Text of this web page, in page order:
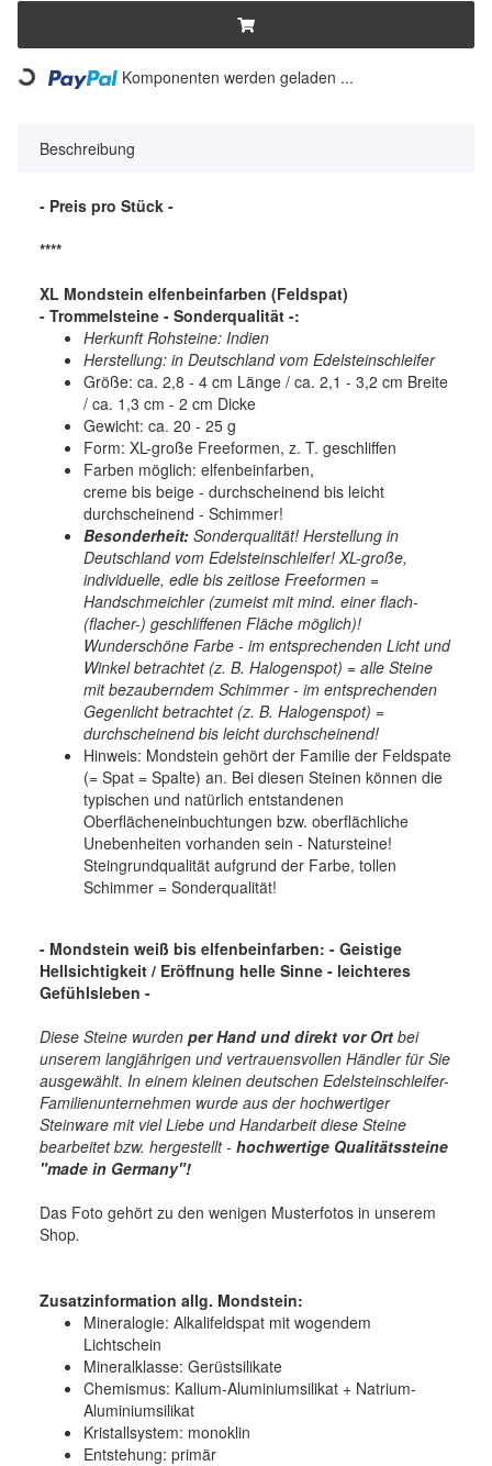
Loading... Komponenten werden geladen ...
Beschreibung
- Preis pro Stück -
****
XL Mondstein elfenbeinfarben (Feldspat)
- Trommelsteine - Sonderqualität -:
Herkunft Rohsteine: Indien
Herstellung: in Deutschland vom Edelsteinschleifer
Größe: ca. 2,8 - 4 cm Länge / ca. 2,1 - 3,2 cm Breite
/ ca. 1,3 cm - 2 cm Dicke
Gewicht: ca. 20 - 25 g
Form: XL-große Freeformen, z. T. geschliffen
Farben möglich: elfenbeinfarben,
creme bis beige - durchscheinend bis leicht
durchscheinend - Schimmer!
Besonderheit: Sonderqualität! Herstellung in
Deutschland vom Edelsteinschleifer! XL-große,
individuelle, edle bis zeitlose Freeformen =
Handschmeichler (zumeist mit mind. einer flach-
(flacher-) geschliffenen Fläche möglich)!
Wunderschöne Farbe - im entsprechenden Licht und
Winkel betrachtet (z. B. Halogenspot) = alle Steine
mit bezauberndem Schimmer - im entsprechenden
Gegenlicht betrachtet (z. B. Halogenspot) =
durchscheinend bis leicht durchscheinend!
Hinweis: Mondstein gehört der Familie der Feldspate
(= Spat = Spalte) an. Bei diesen Steinen können die
typischen und natürlich entstandenen
Oberflächeneinbuchtungen bzw. oberflächliche
Unebenheiten vorhanden sein - Natursteine!
Steingrundqualität aufgrund der Farbe, tollen
Schimmer = Sonderqualität!
- Mondstein weiß bis elfenbeinfarben: - Geistige
Hellsichtigkeit / Eröffnung helle Sinne - leichteres
Gefühlsleben -
Diese Steine wurden per Hand und direkt vor Ort bei
unserem langjährigen und vertrauensvollen Händler für Sie
ausgewählt. In einem kleinen deutschen Edelsteinschleifer-
Familienunternehmen wurde aus der hochwertiger
Steinware mit viel Liebe und Handarbeit diese Steine
bearbeitet bzw. hergestellt - hochwertige Qualitätssteine
"made in Germany"!
Das Foto gehört zu den wenigen Musterfotos in unserem
Shop.
Zusatzinformation allg. Mondstein:
Mineralogie: Alkalifeldspat mit wogendem
Lichtschein
Mineralklasse: Gerüstsilikate
Chemismus: Kalium-Aluminiumsilikat + Natrium-
Aluminiumsilikat
Kristallsystem: monoklin
Entstehung: primär